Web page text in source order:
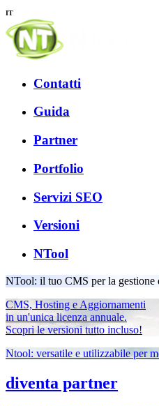
IT
Contatti
Guida
Partner
Portfolio
Servizi SEO
Versioni
NTool
NTool: il tuo CMS per la gestione
CMS, Hosting e Aggiornamenti
in un'unica licenza annuale.
Scopri le versioni tutto incluso!
Ntool: versatile e utilizzabile per
diventa partner